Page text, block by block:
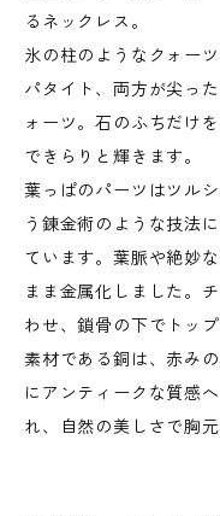
るネックレス。
氷の柱のようなクォー
パタイト、両方が尖っ
ォーツ。石のふちだけ
できらりと輝きます。
葉っぱのパーツはツル
う錬金術のような技法
ています。葉脈や絶妙
まま金属化しました。
わせ、鎖骨の下でトッ
素材である銅は、赤み
にアンティークな質感
れ、自然の美しさで胸